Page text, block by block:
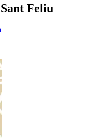
Feliu